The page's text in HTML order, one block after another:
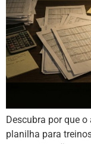
Descubra por que
planilha para